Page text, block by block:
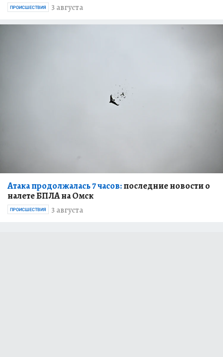
3 августа
ПРОИСШЕСТВИЯ
Атака продолжалась 7 часов:последние новости о
налете БПЛА на Омск
3 августа
ПРОИСШЕСТВИЯ